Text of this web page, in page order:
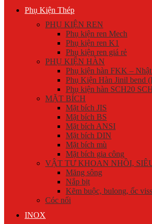
Phụ Kiện Thép
PHỤ KIỆN REN
Phụ kiện ren Mech
Phụ kiện ren K1
Phụ kiện ren giá rẻ
PHỤ KIỆN HÀN
Phụ kiện hàn FKK –
Phụ Kiện Hàn Jinil bend
Phụ kiện hàn SCH20
MẶT BÍCH
Mặt bích JIS
Mặt bích BS
Mặt bích ANSI
Mặt bích DIN
Mặt bích mù
Mặt bích gia công
VẬT TƯ KHOAN NHỒI,
Măng sông
Nắp bịt
Kẽm buộc, bulong, ốc viss
Cóc nối
INOX